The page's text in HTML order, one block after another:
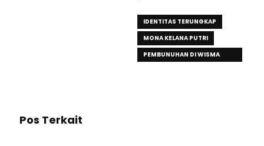
IDENTITAS TERUNGKAP
MONA KELANA PUTRI
PEMBUNUHAN DI WISMA
Pos Terkait